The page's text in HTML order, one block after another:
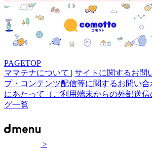
PAGETOP
ママテナについて | サイトに関するお問
プ・コンテンツ配信等に関するお問い合
にあたって（ご利用端末からの外部送信
グ一覧
>